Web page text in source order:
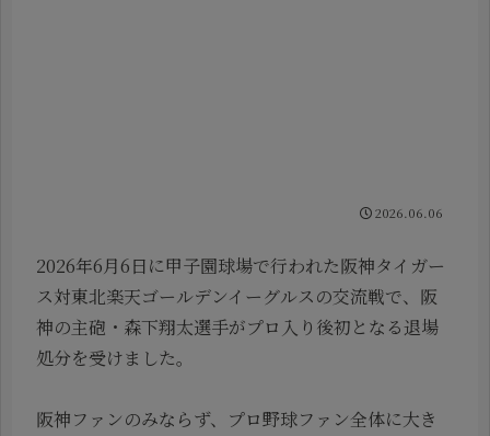
2026.06.06
2026年6月6日に甲子園球場で行われた阪神タイガー
ス対東北楽天ゴールデンイーグルスの交流戦で、阪
神の主砲・森下翔太選手がプロ入り後初となる退場
処分を受けました。
阪神ファンのみならず、プロ野球ファン全体に大き